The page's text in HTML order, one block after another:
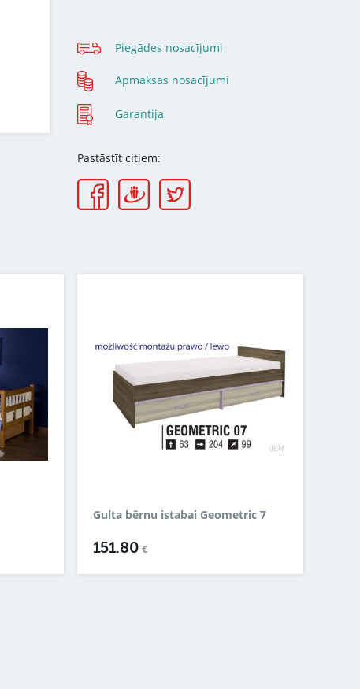
Piegādes nosacījumi
Apmaksas nosacījumi
Garantija
Pastāstīt citiem:
Gulta bērnu istabai Geometric 7
151.80 €